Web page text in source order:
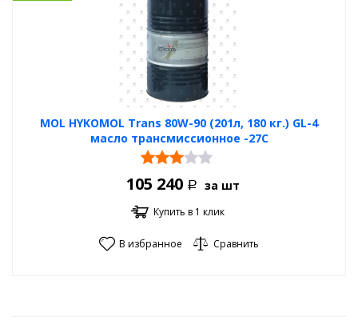
MOL HYKOMOL Trans 80W-90 (201л, 180 кг.) GL-4
масло трансмиссионное -27С
105 240 Р за шт
Купить в 1 клик
В избранное Сравнить